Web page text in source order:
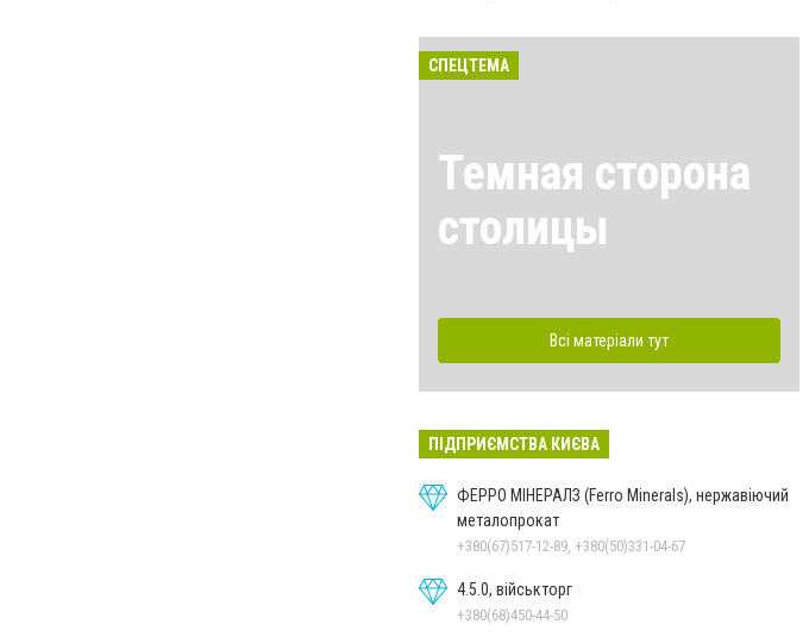
СПЕЦТЕМА
Темная сторона
столицы
Всі матеріали тут
ПІДПРИЄМСТВА КИЄВА
ФЕРРО МІНЕРАЛЗ (Ferro Minerals), нержавіючий
металопрокат
+380(67)517-12-89, +380(50)331-04-67
4.5.0, військторг
+380(68)450-44-50